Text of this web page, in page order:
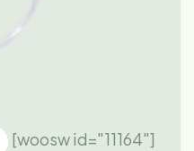
[woosw id="11164"]